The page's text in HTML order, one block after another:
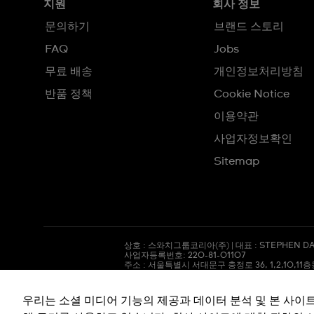
지원
문의하기
FAQ
무료 배송
반품 정책
회사 정보
브랜드 스토리
Jobs
개인정보처리방침
Cookie Notice
이용약관
사업자정보확인
Sitemap
상호 : 스와치그룹코리아(주) | 대표 : STEPHEN
사업자등록번호: 220-81-01107
주소 : 서울특별시 서대문구 충정로 36, 1,2,10,11층
호스팅서비스사업자: www.akamai.com
개인정보관리책임자 : 유희용
우리는 소셜 미디어 기능의 제공과 데이터 분석 및 본 사